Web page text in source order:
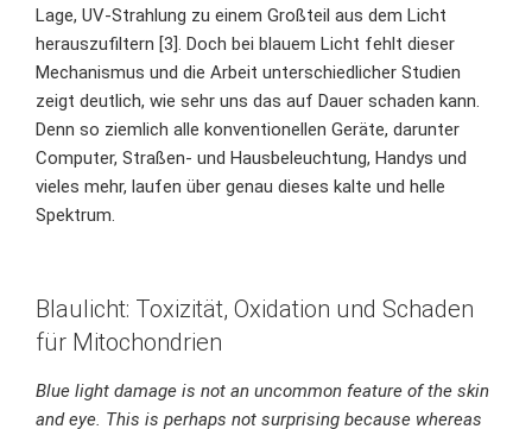
Lage, UV-Strahlung zu einem Großteil aus dem Licht
herauszufiltern [3]. Doch bei blauem Licht fehlt dieser
Mechanismus und die Arbeit unterschiedlicher Studien
zeigt deutlich, wie sehr uns das auf Dauer schaden kann.
Denn so ziemlich alle konventionellen Geräte, darunter
Computer, Straßen- und Hausbeleuchtung, Handys und
vieles mehr, laufen über genau dieses kalte und helle
Spektrum.
Blaulicht: Toxizität, Oxidation und Schaden
für Mitochondrien
Blue light damage is not an uncommon feature of the skin
and eye. This is perhaps not surprising because whereas